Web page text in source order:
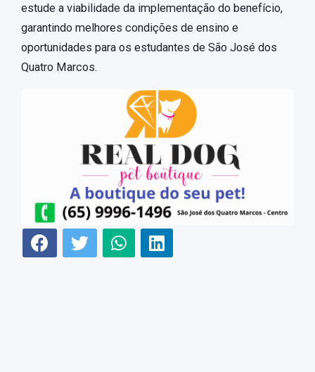
estude a viabilidade da implementação do benefício,
garantindo melhores condições de ensino e
oportunidades para os estudantes de São José dos
Quatro Marcos.